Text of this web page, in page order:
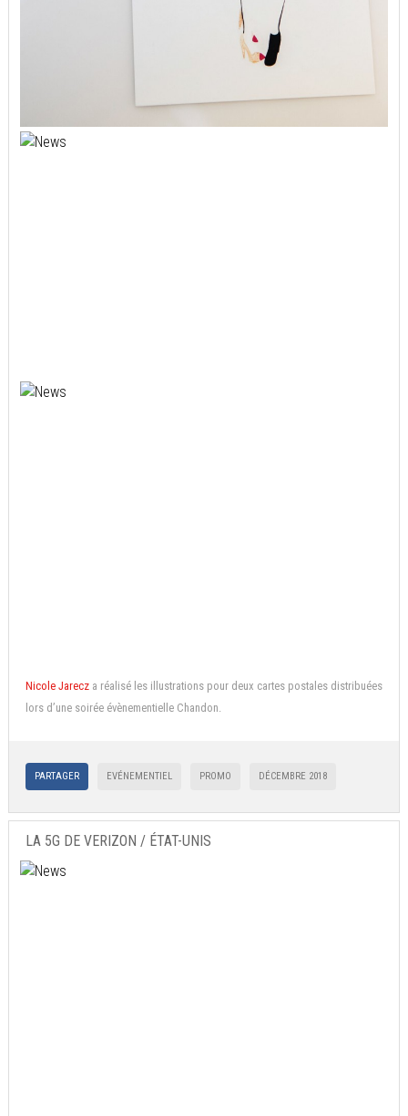
Nicole Jarecz a réalisé les illustrations pour deux cartes postales distribuées
lors d’une soirée évènementielle Chandon.
PARTAGER EVÉNEMENTIEL PROMO DÉCEMBRE 2018
LA 5G DE VERIZON / ÉTAT-UNIS